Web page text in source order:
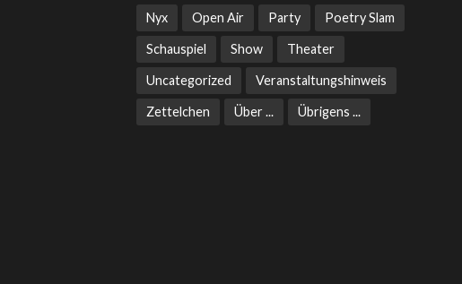
Nyx Open Air Party Poetry Slam
Schauspiel Show Theater
Uncategorized Veranstaltungshinweis
Zettelchen Über ... Übrigens ...